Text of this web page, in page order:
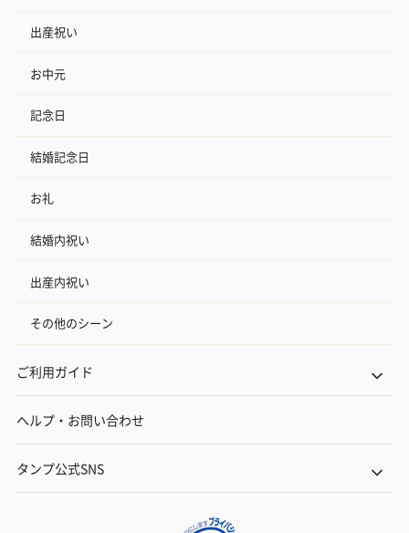
出産祝い
お中元
記念日
結婚記念日
お礼
結婚内祝い
出産内祝い
その他のシーン
ご利用ガイド
ヘルプ・お問い合わせ
タンプ公式SNS